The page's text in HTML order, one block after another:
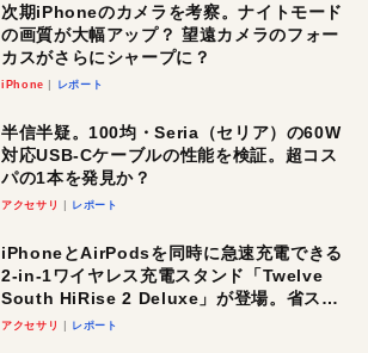
次期iPhoneのカメラを考察。ナイトモード
の画質が大幅アップ？ 望遠カメラのフォー
カスがさらにシャープに？
iPhone レポート
半信半疑。100均・Seria（セリア）の60W
対応USB-Cケーブルの性能を検証。超コス
パの1本を発見か？
アクセサリ レポート
iPhoneとAirPodsを同時に急速充電できる
2-in-1ワイヤレス充電スタンド「Twelve
South HiRise 2 Deluxe」が登場。省スペ
ースでおしゃれに充電したい人にオスス
アクセサリ レポート